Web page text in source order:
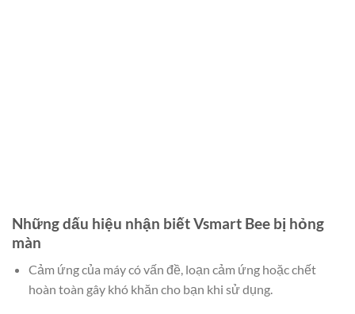
Những dấu hiệu nhận biết Vsmart Bee bị hỏng
màn
Cảm ứng của máy có vấn đề, loạn cảm ứng hoặc chết
hoàn toàn gây khó khăn cho bạn khi sử dụng.